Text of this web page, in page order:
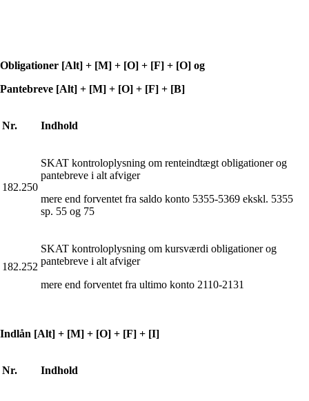
Obligationer [Alt] + [M] + [O] + [F] + [O] og
Pantebreve [Alt] + [M] + [O] + [F] + [B]
Nr. Indhold
182.250
SKAT kontroloplysning om renteindtægt obligationer og
pantebreve i alt afviger
mere end forventet fra saldo konto 5355-5369 ekskl. 5355
sp. 55 og 75
182.252
SKAT kontroloplysning om kursværdi obligationer og
pantebreve i alt afviger
mere end forventet fra ultimo konto 2110-2131
Indlån [Alt] + [M] + [O] + [F] + [I]
Nr. Indhold